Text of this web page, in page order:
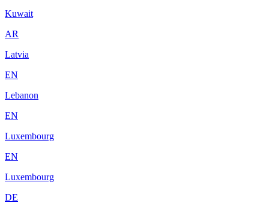
Kuwait
AR
Latvia
EN
Lebanon
EN
Luxembourg
EN
Luxembourg
DE